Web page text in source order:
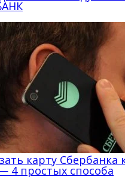
карту Сбербанка
4 простых способа